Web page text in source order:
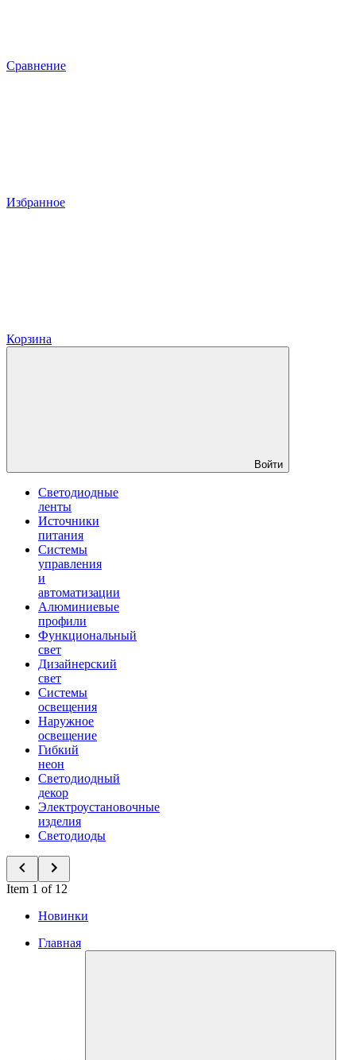
Сравнение
Избранное
Корзина
Войти
Светодиодные
ленты
Источники
питания
Системы
управления
и
автоматизации
Алюминиевые
профили
Функциональный
свет
Дизайнерский
свет
Системы
освещения
Наружное
освещение
Гибкий
неон
Светодиодный
декор
Электроустановочные
изделия
Светодиоды
Item 1 of 12
Новинки
Главная